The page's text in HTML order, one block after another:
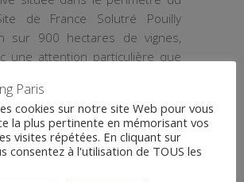
de France Solutré Pouilly
sur 900 hectares de vignes,
une attention particulière que
raisonnée et de grande
« Vignerons Engagés »
et respectueuse de son
la cave est engagée dans
de développement
Paris
cookies sur notre site Web pour vous
la plus pertinente en mémorisant vos
visites répétées. En cliquant sur
consentez à l'utilisation de TOUS les